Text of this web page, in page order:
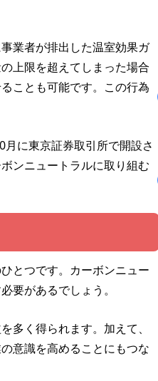
業者が排出した温室効果ガ
上限を超えてしまった場合
ことも可能です。この行為
に東京証券取引所で開設さ
ンニュートラルに取り組む
とつです。カーボンニュー
要があるでしょう。
多く得られます。加えて、
意識を高めることにもつな